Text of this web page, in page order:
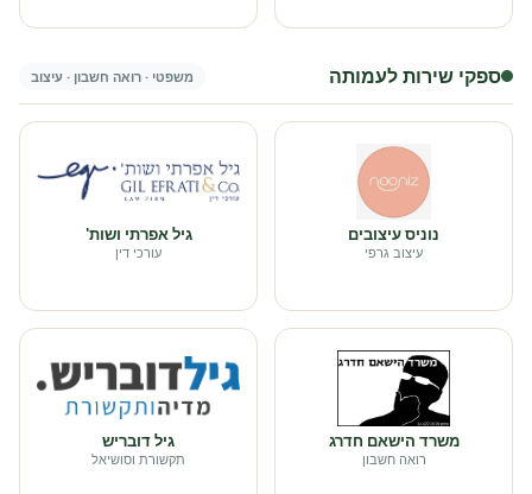
ספקי שירות לעמותה משפטי · רואה חשבון · עיצוב
נוניס עיצובים
עיצוב גרפי
גיל אפרתי ושות'
עורכי דין
משרד הישאם חדרג
רואה חשבון
גיל דובריש
תקשורת וסושיאל